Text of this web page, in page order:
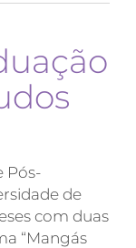
Pós-
de
com duas
“Mangás